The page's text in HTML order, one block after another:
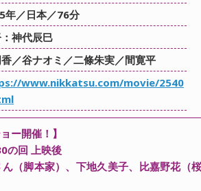
年／日本／76分
神代辰巳
／谷ナオミ／二條朱実／間寛平
www.nikkatsu.com/movie/2540
ー開催！】
の回 上映後
（脚本家）、下地久美子、比嘉野花（桜